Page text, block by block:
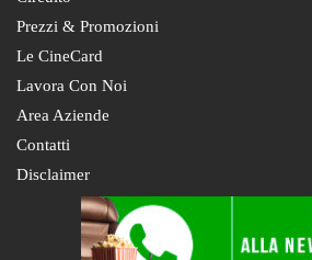
Prezzi & Promozioni
Le CineCard
Lavora Con Noi
Area Aziende
Contatti
Disclaimer